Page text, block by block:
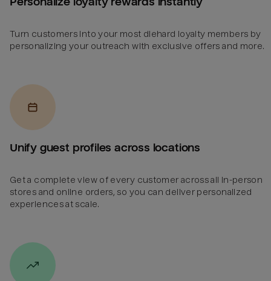
Turn customers into your most diehard loyalty members by
personalizing your outreach with exclusive offers and more.
Unify guest profiles across locations
Get a complete view of every customer across all in-person
stores and online orders, so you can deliver personalized
experiences at scale.